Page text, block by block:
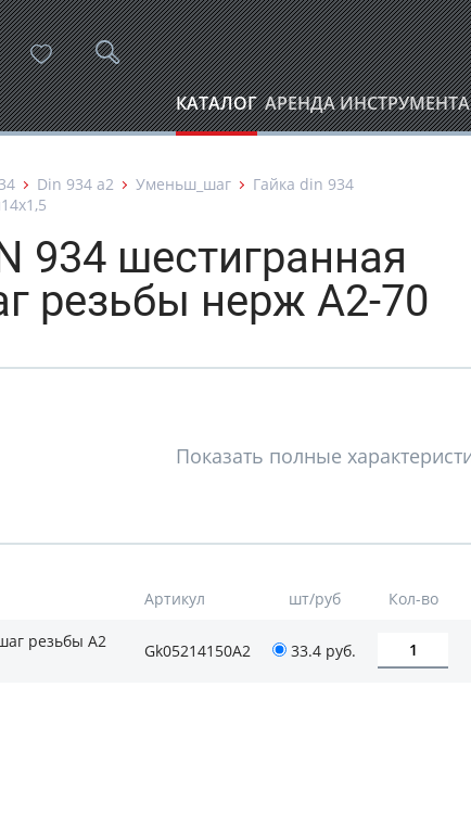
КАТАЛОГ АРЕНДА ИНСТРУМЕНТА
Din 934 а2 Уменьш_шаг
Гайка din 934
934 шестигранная
резьбы нерж А2-70
Артикул шт/руб Кол-во
резьбы А2
Gk05214150А2 33.4 руб.